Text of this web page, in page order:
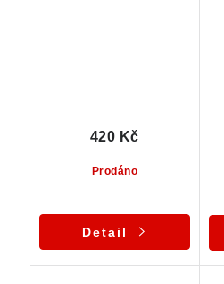
Prodáno
420 Kč
Detail